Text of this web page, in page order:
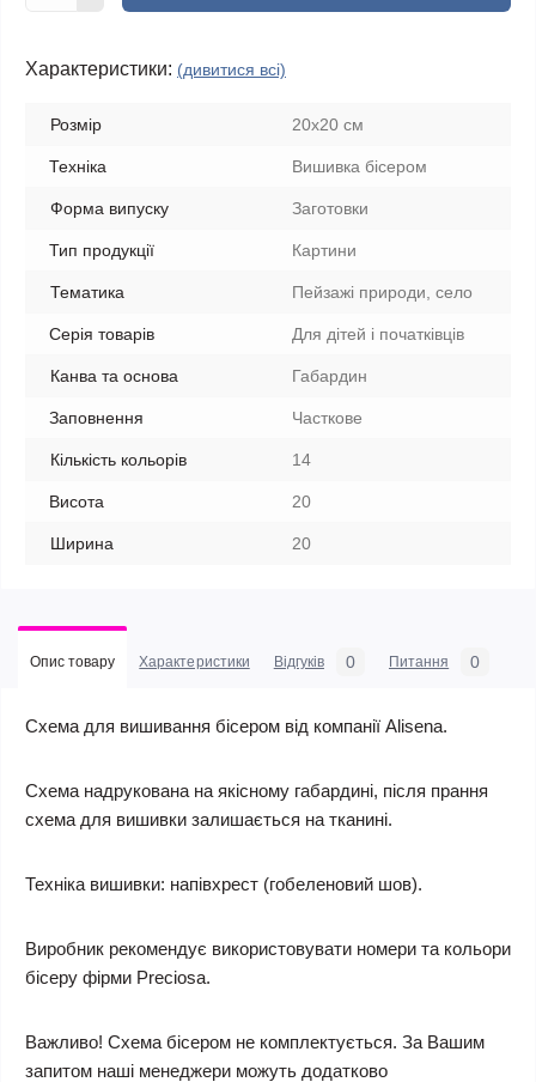
Характеристики: (дивитися всі)
Розмір 20х20 см
Техніка Вишивка бісером
Форма випуску Заготовки
Тип продукції Картини
Тематика Пейзажі природи, село
Серія товарів Для дітей і початківців
Канва та основа Габардин
Заповнення Часткове
Кількість кольорів 14
Висота 20
Ширина 20
Опис товару Характеристики Відгуків 0 Питання 0
Схема для вишивання бісером від компанії Alisena.
Схема надрукована на якісному габардині, після прання
схема для вишивки залишається на тканині.
Техніка вишивки: напівхрест (гобеленовий шов).
Виробник рекомендує використовувати номери та кольори
бісеру фірми Preciosa.
Важливо! Схема бісером не комплектується. За Вашим
запитом наші менеджери можуть додатково